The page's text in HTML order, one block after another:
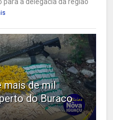
mais de mil
do Buraco